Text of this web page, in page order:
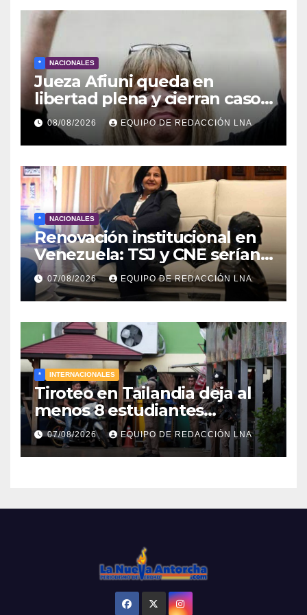
* NACIONALES
Jueza Afiuni queda en
libertad plena y cierran caso
tras más de 16 años
08/08/2026 EQUIPO DE REDACCIÓN LNA
* NACIONALES
Renovación institucional en
Venezuela: TSJ y CNE serían
designados a finales de 2026
07/08/2026 EQUIPO DE REDACCIÓN LNA
* INTERNACIONALES
Tiroteo en Tailandia deja al
menos 8 estudiantes
muertos y 30 heridos
07/08/2026 EQUIPO DE REDACCIÓN LNA